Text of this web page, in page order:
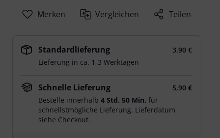
Merken Vergleichen Teilen
Standardlieferung
3,90 €
Lieferung in ca. 1-3 Werktagen
Schnelle Lieferung
5,90 €
Bestelle innerhalb4 Std. 50 Min. für
schnellstmögliche Lieferung. Lieferdatum
siehe Checkout.